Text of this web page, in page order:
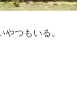
つもいる。